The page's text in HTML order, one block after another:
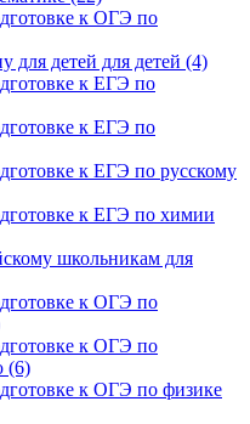
к ОГЭ по
для детей для детей (4)
к ЕГЭ по
к ЕГЭ по
к ЕГЭ по русскому
к ЕГЭ по химии
школьникам для
к ОГЭ по
к ОГЭ по
(6)
к ОГЭ по физике